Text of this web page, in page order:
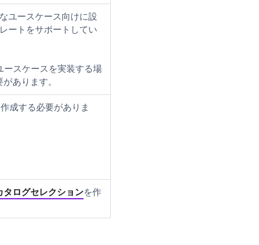
ユースケース向けに設
ートをサポートしてい
ースケースを実装する場
あります。
成する必要がありま
タログセレクションを作